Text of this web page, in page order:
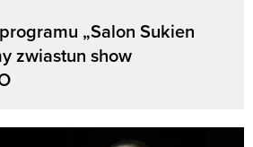
„Salon Sukien
zwiastun show